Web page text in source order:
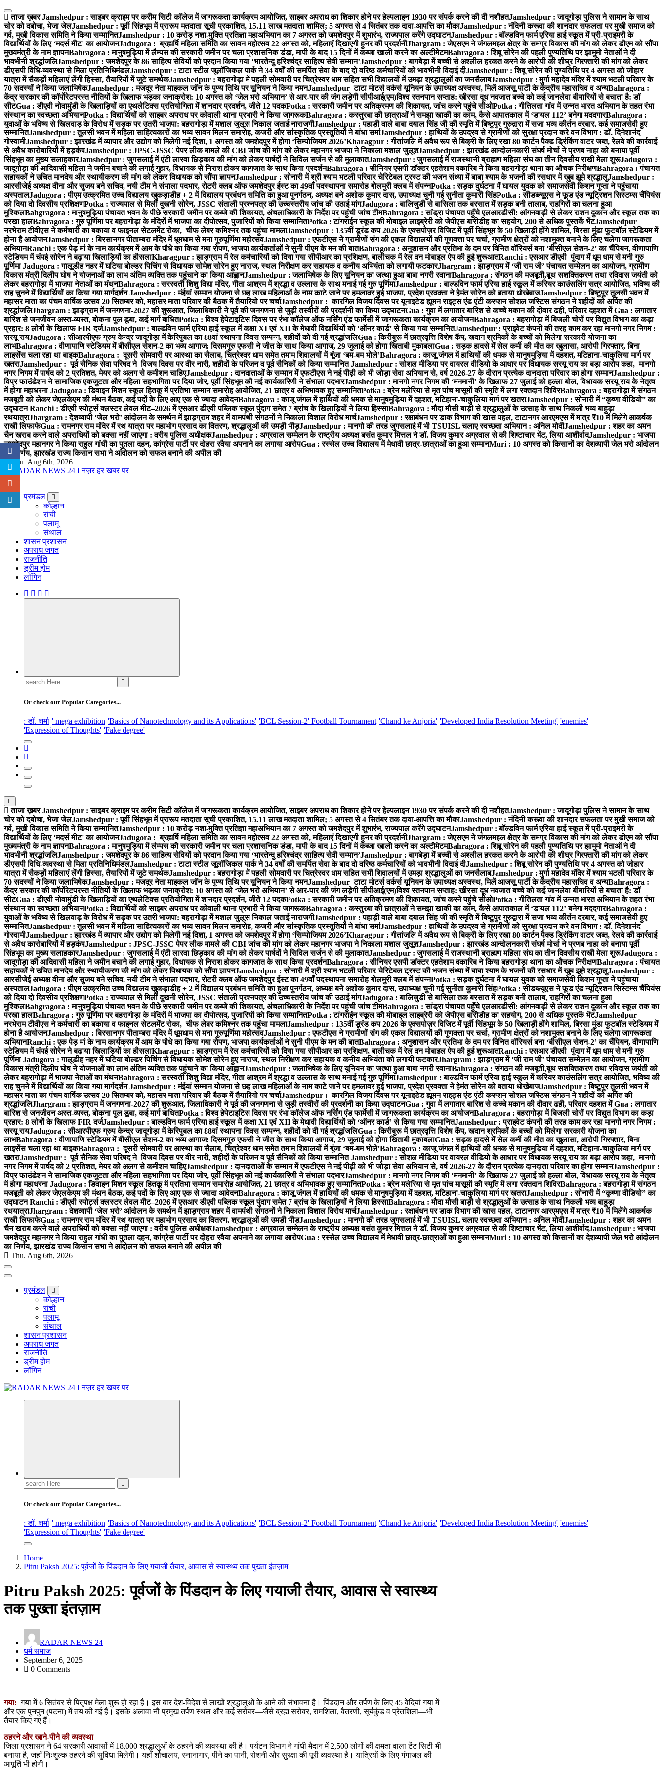
Skip
to
content
ताजा ख़बरJamshedpur : साइबर क्राइम पर करीम सिटी कॉलेज में जागरूकता कार्यक्रम आयोजित, साइबर अपराध का शिकार होने पर हेल्पलाइन 1930 पर संपर्क करने की दी नशीहतJamshedpur : जादूगोड़ा पुलिस ने सामान के साथ
चोर को दबोचा, भेजा जेलJamshedpur : पूर्वी सिंहभूम में प्रारूप मतदाता सूची प्रकाशित, 15.11 लाख मतदाता शामिल; 5 अगस्त से 4 सितंबर तक दावा-आपत्ति का मौकाJamshedpur : नंदिनी करूवा की शानदार सफलता पर मुखी समाज को
गर्व, मुखी विकास समिति ने किया सम्मानितJamshedpur : 10 करोड़ नशा-मुक्ति प्रतिज्ञा महाअभियान का 7 अगस्त को जमशेदपुर में शुभारंभ, राज्यपाल करेंगे उद्घाटनJamshedpur : बॉल्डविन फार्म एरिया हाई स्कूल में प्री-प्राइमरी के
विद्यार्थियों के लिए ‘मदर्स मीट’ का आयोजनJadugora : ब्रह्मर्षि महिला समिति का सावन महोत्सव 22 अगस्त को, महिलाएं दिखाएगी हुनर की प्रदर्शनीJhargram : जेएसएम ने जंगलमहल क्षेत्र के समग्र विकास की मांग को लेकर डीएम को सौंपा
मुख्यमंत्री के नाम ज्ञापनBahragora : मानुषमुड़िया में लैम्पस की सरकारी जमीन पर चला प्रशासनिक डंडा, मापी के बाद 15 दिनों में कब्जा खाली करने का अल्टीमेटमBahragora : शिबू सोरेन की पहली पुण्यतिथि पर झामुमो नेताओं ने दी
भावभीनी श्रद्धांजलिJamshedpur : जमशेदपुर के 86 साहित्य सेवियों को प्रदान किया गया ‘भारतेन्दु हरिश्चंद्र साहित्य सेवी सम्मान’Jamshedpur : बागबेड़ा में बच्ची से अश्लील हरकत करने के आरोपी की शीघ्र गिरफ्तारी की मांग को लेकर
डीएसपी विधि-व्यवस्था से मिला प्रतिनिधिमंडलJamshedpur : टाटा स्टील जूलॉजिकल पार्क ने 34 वर्षों की समर्पित सेवा के बाद दो वरिष्ठ कर्मचारियों को भावभीनी विदाई दीJamshedpur : शिबू सोरेन की पुण्यतिथि पर 4 अगस्त को जोहार
यात्रा में सैकड़ों महिलाएं लेंगी हिस्सा, तैयारियों में जुटे समर्थकJamshedpur : बहरागोड़ा में पहली सोमवारी पर चित्रेस्वर धाम सहित सभी शिवालयों में उमड़ा श्रद्धालुओं का जनसैलाबJamshedpur : मुर्गा महादेव मंदिर में श्याम भटली परिवार के
70 सदस्यों ने किया जलाभिषेकJamshedpur : मजदूर नेता माइकल जॉन के पुण्य तिथि पर यूनियन ने किया नमनJamshedpur टाटा मोटर्स वर्कर्स यूनियन के उपाध्यक्ष अस्वस्थ, मिलें आजसू पार्टी के केंद्रीय महासचिव व अन्यBahragora :
केंद्र सरकार की कॉर्पोरेटपरस्त नीतियों के खिलाफ भड़का जनाक्रोश: 10 अगस्त को ‘जेल भरो अभियान’ से आर-पार की जंग लड़ेगी सीपीआई(एम)विश्व स्तनपान सप्ताह: खीरसा दूध नवजात बच्चे को कई जानलेवा बीमारियों से बचाता है: डॉ
सीटGua : डीएवी नोवामुंडी के खिलाड़ियों का एथलेटिक्स प्रतियोगिता में शानदार प्रदर्शन, जीते 12 पदकPotka : सरकारी जमीन पर अतिक्रमण की शिकायत, जांच करने पहुंचे सीओPotka : गीतिलता गांव में उन्नत भारत अभियान के तहत रंभा
संस्थान का स्वच्छता अभियानPotka : विद्यार्थियों को साइबर अपराध पर कोवाली थाना प्रभारी ने किया जागरूकBahragora : कस्तुरबा की छात्राओं ने समझा खाकी का काम, कैसे आपातकाल में ‘डायल 112’ बनेगा मददगारBahragora :
युवाओं के भविष्य से खिलवाड़ के विरोध में सड़क पर उतरी भाजपा: बहरागोड़ा में मशाल जुलूस निकाल जताई नाराजगीJamshedpur : पहाड़ी वाले बाबा दयाल सिंह जी की स्मृति में बिष्टुपुर गुरुद्वारा में सजा भव्य कीर्तन दरबार, कई समाजसेवी हुए
सम्मानितJamshedpur : तुलसी भवन में महिला साहित्यकारों का भव्य सावन मिलन समारोह, कजरी और सांस्कृतिक प्रस्तुतियों ने बांधा समांJamshedpur : हाथियों के उपद्रव से ग्रामीणों को सुरक्षा प्रदान करे वन विभाग : डॉ. दिनेशानंद
गोस्वामीJamshedpur : झारखंड में व्यापार और उद्योग को मिलेगी नई दिशा, 1 अगस्त को जमशेदपुर में होगा ‘सिम्पोजियम 2026’Kharagpur : गीतांजलि में अवैध रूप से बिक्री के लिए रखा 80 कार्टन पैक्ड ड्रिंकिंग वाटर जब्त, रेलवे की कार्रवाई
से अवैध कारोबारियों में हड़कंपJamshedpur : JPSC-JSSC पेपर लीक मामले की CBI जांच की मांग को लेकर महानगर भाजपा ने निकाला मशाल जुलूशJamshedpur : झारखंड आन्दोलनकारी संघर्ष मोर्चा ने प्रणब नाहा को बनाया पूर्वी
सिंहभूम का मुख्य सलाहकारJamshedpur : जुगसलाई में एंटी लारवा छिड़काव की मांग को लेकर पार्षदों ने सिविल सर्जन से की मुलाकातJamshedpur : जुगसलाई में राजस्थानी ब्राह्मण महिला संघ का तीन दिवसीय राखी मेला शुरूJadugora :
जादूगोड़ा की आदिवासी महिला ने जमीन बचाने की लगाई गुहार, विधायक से निराश होकर कागजात के साथ किया प्रदर्शनBahragora : सीनियर एसपी डॉक्टर एहतेशाम वकारिब ने किया बहरागोड़ा थाना का औचक निरीक्षणBahragora : पंचायत
सहायकों ने उचित मानदेय और स्थायीकरण की मांग को लेकर विधायक को सौंपा ज्ञापनJamshedpur : सोनारी में श्री श्याम भटली परिवार चेरिटेबल ट्रस्ट की भजन संध्या में बाबा श्याम के भजनों की रसधार में खुब झूमे श्रद्धालुJamshedpur :
आरसीजेई अध्यक्ष वीना और सुजय बने सचिव, नयी टीम ने संभाला पदभार, रोटरी क्लब ऑफ जमशेदपुर ईस्ट का 49वाँ पदस्थापना समारोह गोलमुरी क्लब में संपन्नPotka : सड़क दुर्घटना में घायल युवक को समाजसेवी किशन गुप्ता ने पहुंचाया
अस्पतालJadugora : पीएम उत्क्रमित उच्च विद्यालय खुकड़ाडीह + 2 में विद्यालय प्रबंधन समिति का हुआ पुनर्गठन, अध्यक्ष बने अशोक कुमार दास, उपाध्यक्ष चुनी गई सुनीता कुमारी सिंहPotka : सीडब्ल्यूएस ने फूड एंड न्यूट्रिशन सिस्टम्स चैंपियंस
को दिया दो दिवसीय प्रशिक्षणPotka : राज्यपाल से मिलीं दुखनी सोरेन, JSSC संताली प्रश्नपत्र की उच्चस्तरीय जांच की उठाई मांगJadugora : बालिजुडी से बासिला तक बरसात में सड़क बनी तालाब, राहगिरों का चलना हुआ
मुश्किलBahgragora : मानुषमुड़िया पंचायत भवन के पीछे सरकारी जमीन पर कब्जे की शिकायत, अंचलाधिकारी के निर्देश पर पहुंची जांच टीमBahragora : सांड्रा पंचायत पहुँचे एलआरडीसी: आंगनवाड़ी से लेकर राशन दुकान और स्कूल तक का
परखा हालBahragora : गुरु पूर्णिमा पर बहरागोड़ा के मंदिरों में भाजपा का दीपोत्सव, पुजारियों को किया सम्मानितPotka : टांगराईन स्कूल की मोबाइल लाइब्रेरी को जेपीएस बारीडीह का सहयोग, 200 से अधिक पुस्तकें भेंटJamshedpur
नरभेराम टीवीएस ने कर्मचारी का बकाया व फाइनल सेटलमेंट रोका, चीफ लेबर कमिश्नर तक पहुंचा मामलाJamshedpur : 135वीं डूरंड कप 2026 के एक्सपोज़र विजिट में पूर्वी सिंहभूम के 50 खिलाड़ी होंगे शामिल, बिरसा मुंडा फुटबॉल स्टेडियम में
होना है आयोजनJamshedpur : बिरसानगर पीताम्बरा मंदिर में धूमधाम से मना गुरुपूर्णिमा महोत्सवJamshedpur : एफटीएस ने ग्रामीणों संग की एकल विद्यालयों की गुणवत्ता पर चर्चा, ग्रामीण क्षेत्रों को नशामुक्त बनाने के लिए चलेगा जागरूकता
अभियानRanchi : एक पेड़ मां के नाम कार्यक्रम में आम के पौधे का किया गया रोपण, भाजपा कार्यकर्ताओं ने सुनी पीएम के मन की बातBahragora : अनुशासन और प्रतिभा के दम पर विनित वॉरियर्स बना ‘बीसीएल सेशन-2’ का चैंपियन, वीणापाणि
स्टेडियम में चंपई सोरेन ने बढ़ाया खिलाड़ियों का हौसलाKharagpur : झाड़ग्राम में रेल कर्मचारियों को दिया गया सीपीआर का प्रशिक्षण, बालीचक में रेल वन मोबाइल ऐप की हुई शुरूआतRanchi : एसआर डीएवी पुंदाग में धूम धाम से मनी गुरु
पूर्णिमाJadugora : गालूडीह नहर में घटिया बोल्डर पिचिंग से विधायक सोमेश सोरेन हुए नाराज, स्थल निरीक्षण कर सहायक व कनीय अभियंता को लगायी फटकारJhargram : झाड़ग्राम में ‘जी राम जी’ पंचायत सम्मेलन का आयोजन, ग्रामीण
विकास मंत्री दिलीप घोष ने योजनाओं का लाभ अंतिम व्यक्ति तक पहुंचाने का किया आह्वानJamshedpur : जलाभिषेक के लिए यूनियन का जत्था हुआ बाबा नगरी रवानाBahragora : संगठन की मजबूती,बूथ सशक्तिकरण तथा रविदास जयंती को
लेकर बहरागोड़ा में भाजपा नेताओं का मंथनBahragora : सरस्वती शिशु विद्या मंदिर, गीता आश्रम में श्रद्धा व उल्लास के साथ मनाई गई गुरु पूर्णिमाJamshedpur : बाल्डविन फार्म एरिया हाई स्कूल में करियर काउंसलिंग सत्र आयोजित, भविष्य की
राह चुनने में विद्यार्थियों का किया गया मार्गदर्शनJamshedpur : मंईयां सम्मान योजना से छह लाख महिलाओं के नाम काटे जाने पर हमलावर हुई भाजपा, प्रदेश प्रवक्ता ने हेमंत सोरेन को बताया धोखेबाजJamshedpur : बिष्टुपुर तुलसी भवन में
महासर माता का पंचम वार्षिक उत्सव 20 सितम्बर को, महासर माता परिवार की बैठक में तैयारियो पर चर्चाJamshedpur : कारगिल विजय दिवस पर यूनाइटेड ह्यूमन राइट्स एंड एंटी करप्शन सोशल जस्टिस संगठन ने शहीदों को अर्पित की
श्रद्धांजलिJhargram : झाड़ग्राम में जनगणना-2027 की शुरूआत, जिलाधिकारी ने पूर्व की जनगणना से जुड़ी तस्वीरों की प्रदर्शनी का किया उद्घाटनGua : गुवा में लगातार बारिश से कच्चे मकान की दीवार ढही, परिवार दहशत मेंGua : लगातार
बारिश से जनजीवन अस्त-व्यस्त, बोकना पुल डूबा, कई मार्ग बाधितPotka : विश्व हेपेटाइटिस दिवस पर रंभा कॉलेज ऑफ नर्सिंग एंड फार्मेसी में जागरूकता कार्यक्रम का आयोजनBahragora : बहरागोड़ा में बिजली चोरों पर विद्युत विभाग का कड़ा
प्रहार: 8 लोगों के खिलाफ FIR दर्जJamshedpur : बाल्डविन फार्म एरिया हाई स्कूल में कक्षा XI एवं XII के मेधावी विद्यार्थियों को ‘ऑनर कार्ड’ से किया गया सम्मानितJamshedpur : प्राइवेट कंपनी की तरह काम कर रहा मानगो नगर निगम :
सरयू रायJadugora : सीआरपीएफ ग्रुप केन्द्र जादूगोड़ा में केरिपुबल का 88वां स्थापना दिवस सम्पन्न, शहीदों को दी गई श्रद्धांजलिGua : किरीबुरू में छात्रवृत्ति विशेष कैंप, खदान श्रमिकों के बच्चों को मिलेगा सरकारी योजना का
लाभBahragora : वीणापाणि स्टेडियम में बीसीएल सेशन-2 का भव्य आगाज: दिसमगुरु एफसी ने जीत के साथ किया आगाज, 29 जुलाई को होगा खिताबी मुकाबलाGua : सड़क हादसे में सेल कर्मी की मौत का खुलासा, आरोपी गिरफ्तार, बिना
लाइसेंस चला रहा था बाइकBahragora : दूसरी सोमवारी पर आस्था का सैलाब, चित्रेश्वर धाम समेत तमाम शिवालयों में गूंजा ‘बम-बम भोले’Bahragora : काजू जंगल में हाथियों की धमक से मानुषमुड़िया में दहशत, मटिहाना-चाकुलिया मार्ग पर
खतराJamshedpur : पूर्व सैनिक सेवा परिषद ने विजय दिवस पर वीर नारी, शहीदों के परिजन व पूर्व सैनिकों को किया सम्मानितJamshedpur : सोशल मीडिया पर वायरल वीडियो के आधार पर विधायक सरयू राय का बड़ा आरोप कहा, मानगो
नगर निगम में पार्षद को 2 प्रतिशत, मेयर को अलग से कमीशन चाहिएJamshedpur : दानदाताओं के सम्मान में एफटीएस ने नई पीढ़ी को भी जोड़ा सेवा अभियान से, वर्ष 2026-27 के दौरान प्रत्येक दानदाता परिवार का होगा सम्मानJamshedpur :
विप्र फाउंडेशन ने सामाजिक एकजुटता और महिला सहभागिता पर दिया जोर, पूर्वी सिंहभूम की नई कार्यकारिणी ने संभाला पदभारJamshedpur : मानगो नगर निगम की ‘मनमानी’ के खिलाफ 27 जुलाई को हल्ला बोल, विधायक सरयू राय के नेतृत्व
में होगा महाधरनाJadugora : डिवाइन मिशन स्कूल हितकू में प्रतिभा सम्मान समारोह आयोजित, 21 छात्र व अभिभावक हुए सम्मानितPotka : ब्रेन मलेरिया से मृत पांच मासूमों की स्मृति में लगा रक्तदान शिविरBahragora : बहरागोड़ा में संगठन
मजबूती को लेकर जेएलकेएम की मंथन बैठक, कई पदों के लिए आए एक से ज्यादा आवेदनBahragora : काजू जंगल में हाथियों की धमक से मानुषमुड़िया में दहशत, मटिहाना-चाकुलिया मार्ग पर खतराJamshedpur : सोनारी में “कृष्णा वीडियो” का
उद्घाटनRanchi : डीएवी स्पोर्ट्स क्लस्टर लेवल मीट–2026 में एसआर डीएवी पब्लिक स्कूल पुंदाग समेत 7 ब्रांच के खिलाड़ियों ने लिया हिस्साBahragora : मौदा मौसी बाड़ी से श्रद्धालुओं के उत्साह के साथ निकली भव्य बाहुड़ा
रथयात्राJhargram : देशव्यापी ‘जेल भरो’ आंदोलन के समर्थन में झाड़ग्राम शहर में वामपंथी संगठनों ने निकाला विशाल विरोध मार्चJamshedpur : रक्षाबंधन पर डाक विभाग की खास पहल, टाटानगर आरएमएस में मात्र ₹10 में मिलेंगे आकर्षक
राखी लिफाफेGua : रामनगर राम मंदिर में रथ यात्रा पर महाभोग प्रसाद का वितरण, श्रद्धालुओं की उमड़ी भीड़Jamshedpur : मानगो की तरह जुगसलाई में भी TSUISL चलाए स्वच्छता अभियान : अनिल मोदीJamshedpur : शहर का अमन
चैन खराब करने वाले अपराधियों को बक्सा नहीं जाएगा : वरीय पुलिस अधीक्षकJamshedpur : अग्रवाल सम्मेलन के राष्ट्रीय अध्यक्ष बसंत कुमार मित्तल ने डॉ. विजय कुमार अग्रवाल से की शिष्टाचार भेंट, लिया आशीर्वादJamshedpur : भाजपा
जमशेदपुर महानगर ने किया राहुल गांधी का पुतला दहन, कांग्रेस पार्टी पर दोहरा रवैया अपनाने का लगाया आरोपGua : रस्सेल उच्च विद्यालय में मेधावी छात्र-छात्राओं का हुआ सम्मानMuri : 10 अगस्त को किसानों का देशव्यापी जेल भरो आंदोलन
का निर्णय, झारखंड राज्य किसान सभा ने आंदोलन को सफल बनाने की अपील की
Thu. Aug 6th, 2026
नज़र हर खबर पर
प्रमंडल
कोल्हान
रांची
पलामू
संथाल
शासन प्रशासन
अपराध जगत
राजनीति
ड्रीम होम
लॉगिन
Search
for:
Or check our Popular Categories...
: डॉ. शर्मा ' mega exhibition 'Basics of Nanotechnology and its Applications' 'BCL Session-2' Football Tournament 'Chand ke Anjoria' 'Developed India Resolution Meeting' 'enemies'
'Expression of Thoughts' 'Fake degree'
ताजा ख़बरJamshedpur : साइबर क्राइम पर करीम सिटी कॉलेज में जागरूकता कार्यक्रम आयोजित, साइबर अपराध का शिकार होने पर हेल्पलाइन 1930 पर संपर्क करने की दी नशीहतJamshedpur : जादूगोड़ा पुलिस ने सामान के साथ
चोर को दबोचा, भेजा जेलJamshedpur : पूर्वी सिंहभूम में प्रारूप मतदाता सूची प्रकाशित, 15.11 लाख मतदाता शामिल; 5 अगस्त से 4 सितंबर तक दावा-आपत्ति का मौकाJamshedpur : नंदिनी करूवा की शानदार सफलता पर मुखी समाज को
गर्व, मुखी विकास समिति ने किया सम्मानितJamshedpur : 10 करोड़ नशा-मुक्ति प्रतिज्ञा महाअभियान का 7 अगस्त को जमशेदपुर में शुभारंभ, राज्यपाल करेंगे उद्घाटनJamshedpur : बॉल्डविन फार्म एरिया हाई स्कूल में प्री-प्राइमरी के
विद्यार्थियों के लिए ‘मदर्स मीट’ का आयोजनJadugora : ब्रह्मर्षि महिला समिति का सावन महोत्सव 22 अगस्त को, महिलाएं दिखाएगी हुनर की प्रदर्शनीJhargram : जेएसएम ने जंगलमहल क्षेत्र के समग्र विकास की मांग को लेकर डीएम को सौंपा
मुख्यमंत्री के नाम ज्ञापनBahragora : मानुषमुड़िया में लैम्पस की सरकारी जमीन पर चला प्रशासनिक डंडा, मापी के बाद 15 दिनों में कब्जा खाली करने का अल्टीमेटमBahragora : शिबू सोरेन की पहली पुण्यतिथि पर झामुमो नेताओं ने दी
भावभीनी श्रद्धांजलिJamshedpur : जमशेदपुर के 86 साहित्य सेवियों को प्रदान किया गया ‘भारतेन्दु हरिश्चंद्र साहित्य सेवी सम्मान’Jamshedpur : बागबेड़ा में बच्ची से अश्लील हरकत करने के आरोपी की शीघ्र गिरफ्तारी की मांग को लेकर
डीएसपी विधि-व्यवस्था से मिला प्रतिनिधिमंडलJamshedpur : टाटा स्टील जूलॉजिकल पार्क ने 34 वर्षों की समर्पित सेवा के बाद दो वरिष्ठ कर्मचारियों को भावभीनी विदाई दीJamshedpur : शिबू सोरेन की पुण्यतिथि पर 4 अगस्त को जोहार
यात्रा में सैकड़ों महिलाएं लेंगी हिस्सा, तैयारियों में जुटे समर्थकJamshedpur : बहरागोड़ा में पहली सोमवारी पर चित्रेस्वर धाम सहित सभी शिवालयों में उमड़ा श्रद्धालुओं का जनसैलाबJamshedpur : मुर्गा महादेव मंदिर में श्याम भटली परिवार के
70 सदस्यों ने किया जलाभिषेकJamshedpur : मजदूर नेता माइकल जॉन के पुण्य तिथि पर यूनियन ने किया नमनJamshedpur टाटा मोटर्स वर्कर्स यूनियन के उपाध्यक्ष अस्वस्थ, मिलें आजसू पार्टी के केंद्रीय महासचिव व अन्यBahragora :
केंद्र सरकार की कॉर्पोरेटपरस्त नीतियों के खिलाफ भड़का जनाक्रोश: 10 अगस्त को ‘जेल भरो अभियान’ से आर-पार की जंग लड़ेगी सीपीआई(एम)विश्व स्तनपान सप्ताह: खीरसा दूध नवजात बच्चे को कई जानलेवा बीमारियों से बचाता है: डॉ
सीटGua : डीएवी नोवामुंडी के खिलाड़ियों का एथलेटिक्स प्रतियोगिता में शानदार प्रदर्शन, जीते 12 पदकPotka : सरकारी जमीन पर अतिक्रमण की शिकायत, जांच करने पहुंचे सीओPotka : गीतिलता गांव में उन्नत भारत अभियान के तहत रंभा
संस्थान का स्वच्छता अभियानPotka : विद्यार्थियों को साइबर अपराध पर कोवाली थाना प्रभारी ने किया जागरूकBahragora : कस्तुरबा की छात्राओं ने समझा खाकी का काम, कैसे आपातकाल में ‘डायल 112’ बनेगा मददगारBahragora :
युवाओं के भविष्य से खिलवाड़ के विरोध में सड़क पर उतरी भाजपा: बहरागोड़ा में मशाल जुलूस निकाल जताई नाराजगीJamshedpur : पहाड़ी वाले बाबा दयाल सिंह जी की स्मृति में बिष्टुपुर गुरुद्वारा में सजा भव्य कीर्तन दरबार, कई समाजसेवी हुए
सम्मानितJamshedpur : तुलसी भवन में महिला साहित्यकारों का भव्य सावन मिलन समारोह, कजरी और सांस्कृतिक प्रस्तुतियों ने बांधा समांJamshedpur : हाथियों के उपद्रव से ग्रामीणों को सुरक्षा प्रदान करे वन विभाग : डॉ. दिनेशानंद
गोस्वामीJamshedpur : झारखंड में व्यापार और उद्योग को मिलेगी नई दिशा, 1 अगस्त को जमशेदपुर में होगा ‘सिम्पोजियम 2026’Kharagpur : गीतांजलि में अवैध रूप से बिक्री के लिए रखा 80 कार्टन पैक्ड ड्रिंकिंग वाटर जब्त, रेलवे की कार्रवाई
से अवैध कारोबारियों में हड़कंपJamshedpur : JPSC-JSSC पेपर लीक मामले की CBI जांच की मांग को लेकर महानगर भाजपा ने निकाला मशाल जुलूशJamshedpur : झारखंड आन्दोलनकारी संघर्ष मोर्चा ने प्रणब नाहा को बनाया पूर्वी
सिंहभूम का मुख्य सलाहकारJamshedpur : जुगसलाई में एंटी लारवा छिड़काव की मांग को लेकर पार्षदों ने सिविल सर्जन से की मुलाकातJamshedpur : जुगसलाई में राजस्थानी ब्राह्मण महिला संघ का तीन दिवसीय राखी मेला शुरूJadugora :
जादूगोड़ा की आदिवासी महिला ने जमीन बचाने की लगाई गुहार, विधायक से निराश होकर कागजात के साथ किया प्रदर्शनBahragora : सीनियर एसपी डॉक्टर एहतेशाम वकारिब ने किया बहरागोड़ा थाना का औचक निरीक्षणBahragora : पंचायत
सहायकों ने उचित मानदेय और स्थायीकरण की मांग को लेकर विधायक को सौंपा ज्ञापनJamshedpur : सोनारी में श्री श्याम भटली परिवार चेरिटेबल ट्रस्ट की भजन संध्या में बाबा श्याम के भजनों की रसधार में खुब झूमे श्रद्धालुJamshedpur :
आरसीजेई अध्यक्ष वीना और सुजय बने सचिव, नयी टीम ने संभाला पदभार, रोटरी क्लब ऑफ जमशेदपुर ईस्ट का 49वाँ पदस्थापना समारोह गोलमुरी क्लब में संपन्नPotka : सड़क दुर्घटना में घायल युवक को समाजसेवी किशन गुप्ता ने पहुंचाया
अस्पतालJadugora : पीएम उत्क्रमित उच्च विद्यालय खुकड़ाडीह + 2 में विद्यालय प्रबंधन समिति का हुआ पुनर्गठन, अध्यक्ष बने अशोक कुमार दास, उपाध्यक्ष चुनी गई सुनीता कुमारी सिंहPotka : सीडब्ल्यूएस ने फूड एंड न्यूट्रिशन सिस्टम्स चैंपियंस
को दिया दो दिवसीय प्रशिक्षणPotka : राज्यपाल से मिलीं दुखनी सोरेन, JSSC संताली प्रश्नपत्र की उच्चस्तरीय जांच की उठाई मांगJadugora : बालिजुडी से बासिला तक बरसात में सड़क बनी तालाब, राहगिरों का चलना हुआ
मुश्किलBahgragora : मानुषमुड़िया पंचायत भवन के पीछे सरकारी जमीन पर कब्जे की शिकायत, अंचलाधिकारी के निर्देश पर पहुंची जांच टीमBahragora : सांड्रा पंचायत पहुँचे एलआरडीसी: आंगनवाड़ी से लेकर राशन दुकान और स्कूल तक का
परखा हालBahragora : गुरु पूर्णिमा पर बहरागोड़ा के मंदिरों में भाजपा का दीपोत्सव, पुजारियों को किया सम्मानितPotka : टांगराईन स्कूल की मोबाइल लाइब्रेरी को जेपीएस बारीडीह का सहयोग, 200 से अधिक पुस्तकें भेंटJamshedpur
नरभेराम टीवीएस ने कर्मचारी का बकाया व फाइनल सेटलमेंट रोका, चीफ लेबर कमिश्नर तक पहुंचा मामलाJamshedpur : 135वीं डूरंड कप 2026 के एक्सपोज़र विजिट में पूर्वी सिंहभूम के 50 खिलाड़ी होंगे शामिल, बिरसा मुंडा फुटबॉल स्टेडियम में
होना है आयोजनJamshedpur : बिरसानगर पीताम्बरा मंदिर में धूमधाम से मना गुरुपूर्णिमा महोत्सवJamshedpur : एफटीएस ने ग्रामीणों संग की एकल विद्यालयों की गुणवत्ता पर चर्चा, ग्रामीण क्षेत्रों को नशामुक्त बनाने के लिए चलेगा जागरूकता
अभियानRanchi : एक पेड़ मां के नाम कार्यक्रम में आम के पौधे का किया गया रोपण, भाजपा कार्यकर्ताओं ने सुनी पीएम के मन की बातBahragora : अनुशासन और प्रतिभा के दम पर विनित वॉरियर्स बना ‘बीसीएल सेशन-2’ का चैंपियन, वीणापाणि
स्टेडियम में चंपई सोरेन ने बढ़ाया खिलाड़ियों का हौसलाKharagpur : झाड़ग्राम में रेल कर्मचारियों को दिया गया सीपीआर का प्रशिक्षण, बालीचक में रेल वन मोबाइल ऐप की हुई शुरूआतRanchi : एसआर डीएवी पुंदाग में धूम धाम से मनी गुरु
पूर्णिमाJadugora : गालूडीह नहर में घटिया बोल्डर पिचिंग से विधायक सोमेश सोरेन हुए नाराज, स्थल निरीक्षण कर सहायक व कनीय अभियंता को लगायी फटकारJhargram : झाड़ग्राम में ‘जी राम जी’ पंचायत सम्मेलन का आयोजन, ग्रामीण
विकास मंत्री दिलीप घोष ने योजनाओं का लाभ अंतिम व्यक्ति तक पहुंचाने का किया आह्वानJamshedpur : जलाभिषेक के लिए यूनियन का जत्था हुआ बाबा नगरी रवानाBahragora : संगठन की मजबूती,बूथ सशक्तिकरण तथा रविदास जयंती को
लेकर बहरागोड़ा में भाजपा नेताओं का मंथनBahragora : सरस्वती शिशु विद्या मंदिर, गीता आश्रम में श्रद्धा व उल्लास के साथ मनाई गई गुरु पूर्णिमाJamshedpur : बाल्डविन फार्म एरिया हाई स्कूल में करियर काउंसलिंग सत्र आयोजित, भविष्य की
राह चुनने में विद्यार्थियों का किया गया मार्गदर्शनJamshedpur : मंईयां सम्मान योजना से छह लाख महिलाओं के नाम काटे जाने पर हमलावर हुई भाजपा, प्रदेश प्रवक्ता ने हेमंत सोरेन को बताया धोखेबाजJamshedpur : बिष्टुपुर तुलसी भवन में
महासर माता का पंचम वार्षिक उत्सव 20 सितम्बर को, महासर माता परिवार की बैठक में तैयारियो पर चर्चाJamshedpur : कारगिल विजय दिवस पर यूनाइटेड ह्यूमन राइट्स एंड एंटी करप्शन सोशल जस्टिस संगठन ने शहीदों को अर्पित की
श्रद्धांजलिJhargram : झाड़ग्राम में जनगणना-2027 की शुरूआत, जिलाधिकारी ने पूर्व की जनगणना से जुड़ी तस्वीरों की प्रदर्शनी का किया उद्घाटनGua : गुवा में लगातार बारिश से कच्चे मकान की दीवार ढही, परिवार दहशत मेंGua : लगातार
बारिश से जनजीवन अस्त-व्यस्त, बोकना पुल डूबा, कई मार्ग बाधितPotka : विश्व हेपेटाइटिस दिवस पर रंभा कॉलेज ऑफ नर्सिंग एंड फार्मेसी में जागरूकता कार्यक्रम का आयोजनBahragora : बहरागोड़ा में बिजली चोरों पर विद्युत विभाग का कड़ा
प्रहार: 8 लोगों के खिलाफ FIR दर्जJamshedpur : बाल्डविन फार्म एरिया हाई स्कूल में कक्षा XI एवं XII के मेधावी विद्यार्थियों को ‘ऑनर कार्ड’ से किया गया सम्मानितJamshedpur : प्राइवेट कंपनी की तरह काम कर रहा मानगो नगर निगम :
सरयू रायJadugora : सीआरपीएफ ग्रुप केन्द्र जादूगोड़ा में केरिपुबल का 88वां स्थापना दिवस सम्पन्न, शहीदों को दी गई श्रद्धांजलिGua : किरीबुरू में छात्रवृत्ति विशेष कैंप, खदान श्रमिकों के बच्चों को मिलेगा सरकारी योजना का
लाभBahragora : वीणापाणि स्टेडियम में बीसीएल सेशन-2 का भव्य आगाज: दिसमगुरु एफसी ने जीत के साथ किया आगाज, 29 जुलाई को होगा खिताबी मुकाबलाGua : सड़क हादसे में सेल कर्मी की मौत का खुलासा, आरोपी गिरफ्तार, बिना
लाइसेंस चला रहा था बाइकBahragora : दूसरी सोमवारी पर आस्था का सैलाब, चित्रेश्वर धाम समेत तमाम शिवालयों में गूंजा ‘बम-बम भोले’Bahragora : काजू जंगल में हाथियों की धमक से मानुषमुड़िया में दहशत, मटिहाना-चाकुलिया मार्ग पर
खतराJamshedpur : पूर्व सैनिक सेवा परिषद ने विजय दिवस पर वीर नारी, शहीदों के परिजन व पूर्व सैनिकों को किया सम्मानितJamshedpur : सोशल मीडिया पर वायरल वीडियो के आधार पर विधायक सरयू राय का बड़ा आरोप कहा, मानगो
नगर निगम में पार्षद को 2 प्रतिशत, मेयर को अलग से कमीशन चाहिएJamshedpur : दानदाताओं के सम्मान में एफटीएस ने नई पीढ़ी को भी जोड़ा सेवा अभियान से, वर्ष 2026-27 के दौरान प्रत्येक दानदाता परिवार का होगा सम्मानJamshedpur :
विप्र फाउंडेशन ने सामाजिक एकजुटता और महिला सहभागिता पर दिया जोर, पूर्वी सिंहभूम की नई कार्यकारिणी ने संभाला पदभारJamshedpur : मानगो नगर निगम की ‘मनमानी’ के खिलाफ 27 जुलाई को हल्ला बोल, विधायक सरयू राय के नेतृत्व
में होगा महाधरनाJadugora : डिवाइन मिशन स्कूल हितकू में प्रतिभा सम्मान समारोह आयोजित, 21 छात्र व अभिभावक हुए सम्मानितPotka : ब्रेन मलेरिया से मृत पांच मासूमों की स्मृति में लगा रक्तदान शिविरBahragora : बहरागोड़ा में संगठन
मजबूती को लेकर जेएलकेएम की मंथन बैठक, कई पदों के लिए आए एक से ज्यादा आवेदनBahragora : काजू जंगल में हाथियों की धमक से मानुषमुड़िया में दहशत, मटिहाना-चाकुलिया मार्ग पर खतराJamshedpur : सोनारी में “कृष्णा वीडियो” का
उद्घाटनRanchi : डीएवी स्पोर्ट्स क्लस्टर लेवल मीट–2026 में एसआर डीएवी पब्लिक स्कूल पुंदाग समेत 7 ब्रांच के खिलाड़ियों ने लिया हिस्साBahragora : मौदा मौसी बाड़ी से श्रद्धालुओं के उत्साह के साथ निकली भव्य बाहुड़ा
रथयात्राJhargram : देशव्यापी ‘जेल भरो’ आंदोलन के समर्थन में झाड़ग्राम शहर में वामपंथी संगठनों ने निकाला विशाल विरोध मार्चJamshedpur : रक्षाबंधन पर डाक विभाग की खास पहल, टाटानगर आरएमएस में मात्र ₹10 में मिलेंगे आकर्षक
राखी लिफाफेGua : रामनगर राम मंदिर में रथ यात्रा पर महाभोग प्रसाद का वितरण, श्रद्धालुओं की उमड़ी भीड़Jamshedpur : मानगो की तरह जुगसलाई में भी TSUISL चलाए स्वच्छता अभियान : अनिल मोदीJamshedpur : शहर का अमन
चैन खराब करने वाले अपराधियों को बक्सा नहीं जाएगा : वरीय पुलिस अधीक्षकJamshedpur : अग्रवाल सम्मेलन के राष्ट्रीय अध्यक्ष बसंत कुमार मित्तल ने डॉ. विजय कुमार अग्रवाल से की शिष्टाचार भेंट, लिया आशीर्वादJamshedpur : भाजपा
जमशेदपुर महानगर ने किया राहुल गांधी का पुतला दहन, कांग्रेस पार्टी पर दोहरा रवैया अपनाने का लगाया आरोपGua : रस्सेल उच्च विद्यालय में मेधावी छात्र-छात्राओं का हुआ सम्मानMuri : 10 अगस्त को किसानों का देशव्यापी जेल भरो आंदोलन
का निर्णय, झारखंड राज्य किसान सभा ने आंदोलन को सफल बनाने की अपील की
Thu. Aug 6th, 2026
प्रमंडल
कोल्हान
रांची
पलामू
संथाल
शासन प्रशासन
अपराध जगत
राजनीति
ड्रीम होम
लॉगिन
Search
for:
Or check our Popular Categories...
: डॉ. शर्मा ' mega exhibition 'Basics of Nanotechnology and its Applications' 'BCL Session-2' Football Tournament 'Chand ke Anjoria' 'Developed India Resolution Meeting' 'enemies'
'Expression of Thoughts' 'Fake degree'
Home
Pitru Paksh 2025: पूर्वजों के पिंडदान के लिए गयाजी तैयार, आवास से स्वास्थ्य तक पुख्ता इंतज़ाम
Pitru Paksh 2025: पूर्वजों के पिंडदान के लिए गयाजी तैयार, आवास से स्वास्थ्य
तक पुख्ता इंतज़ाम
RADAR NEWS 24
धर्म समाज
September 6, 2025
0 Comments
गया: गया में 6 सितंबर से पितृपक्ष मेला शुरू हो रहा है। इस बार देश-विदेश से लाखों श्रद्धालुओं के आने की संभावना है। पिंडदान और तर्पण के लिए 45 वेदियां गया में
और एक पुनपुन (पटना) में तय की गई हैं। इसके अलावा नौ प्रमुख तर्पण स्थल और कई सरोवर—जैसे ब्रह्म सरोवर, रामशिला, वैतरणी, सूर्यकुंड व प्रेतशिला—भी
तैयार किए गए हैं।
ठहरने और खाने-पीने की व्यवस्था
जिला प्रशासन ने 64 सरकारी आवासों में 18,000 श्रद्धालुओं के ठहरने की व्यवस्था की है। पर्यटन विभाग ने गांधी मैदान में 2,500 लोगों की क्षमता वाला टेंट सिटी भी
बनाया है, जहाँ निःशुल्क ठहरने की सुविधा मिलेगी। यहाँ शौचालय, स्नानागार, पीने का पानी, रोशनी और सुरक्षा की पूरी व्यवस्था है। यात्रियों के लिए गंगाजल की
आपूर्ति भी होगी।